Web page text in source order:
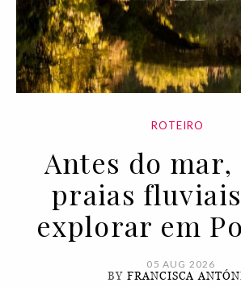
ROTEIRO
Antes do mar,
praias
explorar em
05 AUG 2026
BY FRANCISCA